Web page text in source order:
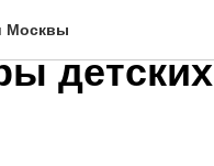
Москвы
детских